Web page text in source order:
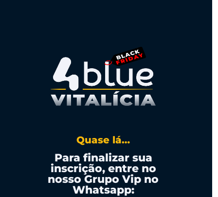
Quase lá…
Para finalizar sua
inscrição, entre no
nosso Grupo Vip no
Whatsapp: